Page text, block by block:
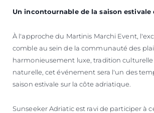
Un incontournable de la saison estivale
À l'approche du Martinis Marchi Event,
comble au sein de la communauté des
harmonieusement luxe, tradition
naturelle, cet événement sera l'un des
saison estivale sur la côte adriatique.
Sunseeker Adriatic est ravi de participer à